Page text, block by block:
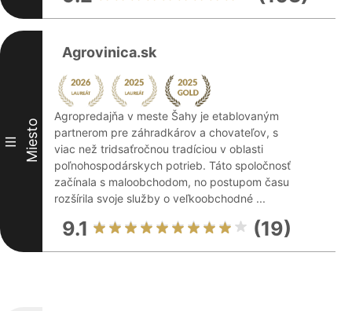
III Miesto
Agrovinica.sk
Agropredajňa v meste Šahy je etablovaným
partnerom pre záhradkárov a chovateľov, s
viac než tridsaťročnou tradíciou v oblasti
poľnohospodárskych potrieb. Táto spoločnosť
začínala s maloobchodom, no postupom času
rozšírila svoje služby o veľkoobchodné ...
9.1 (19)